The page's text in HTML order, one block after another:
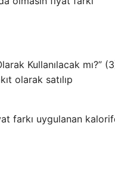
Kullanılacak mı?”
olarak satılıp
farkı uygulanan